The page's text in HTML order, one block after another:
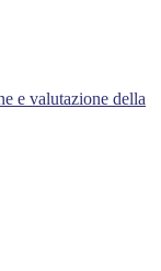
e valutazione della